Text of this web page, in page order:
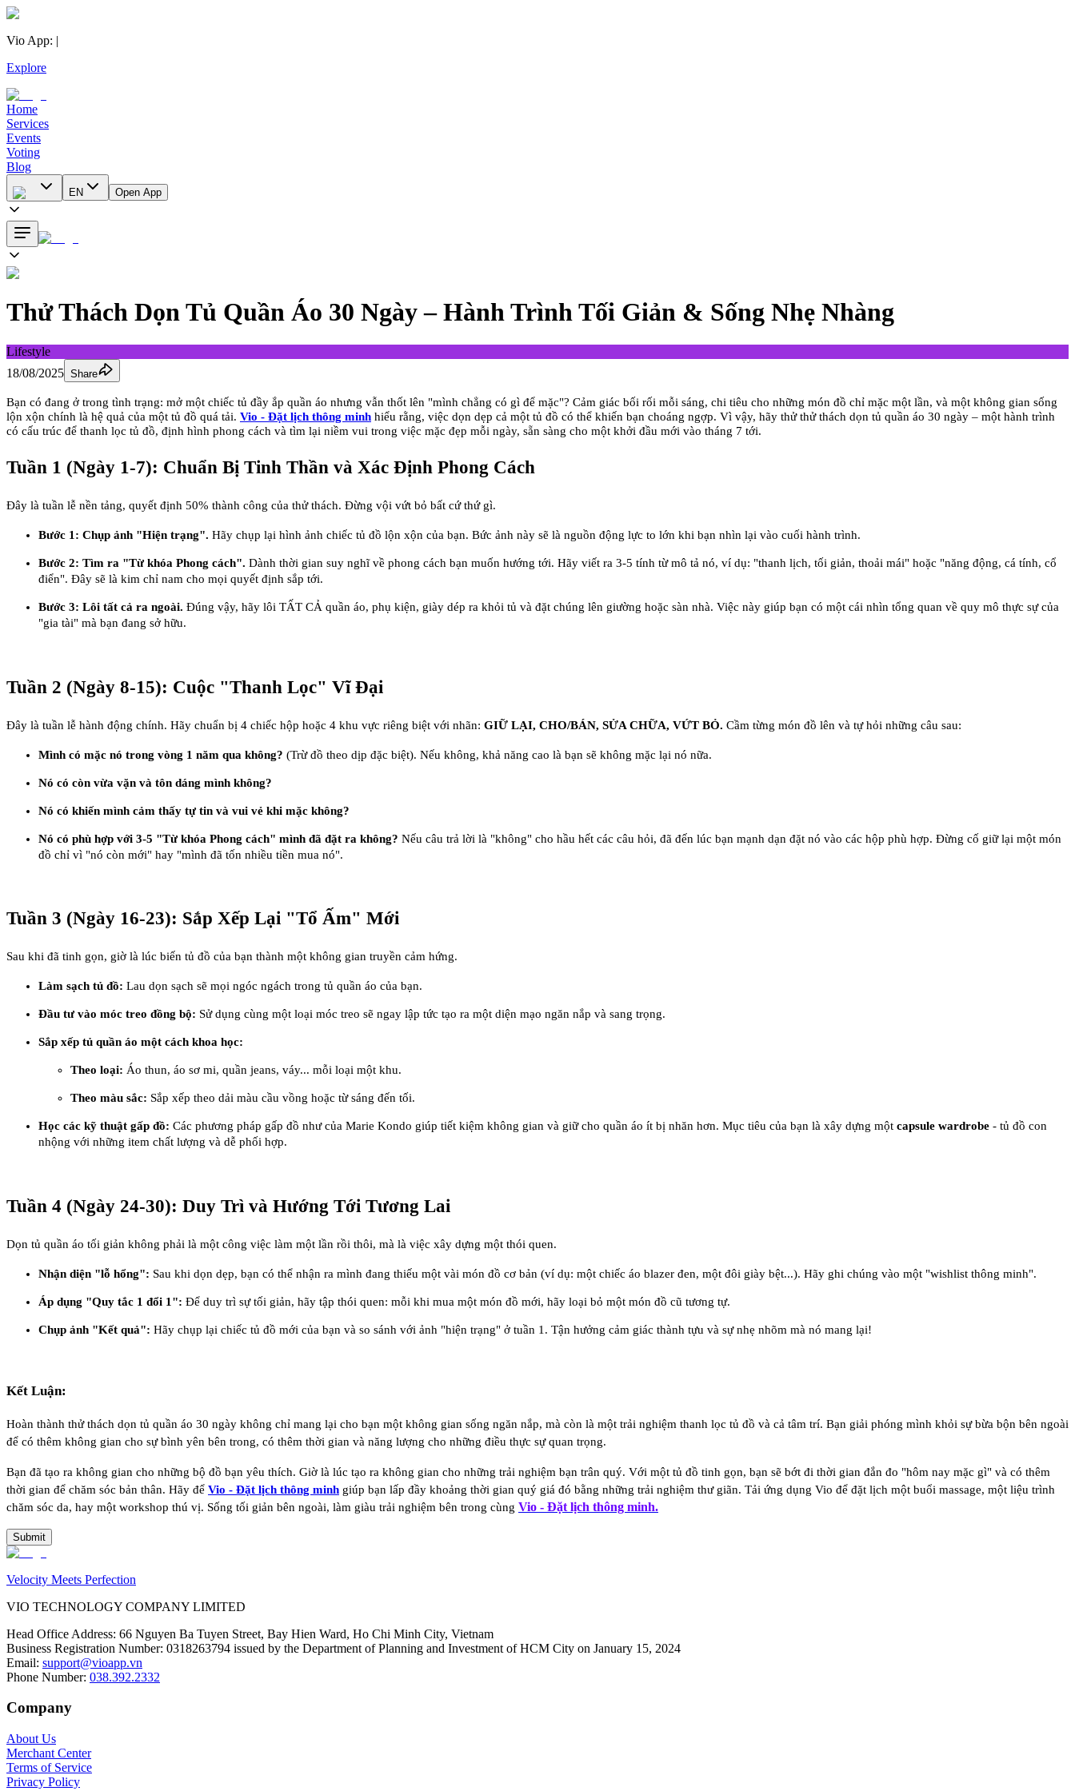
Vio App: |
Explore
Home
Services
Events
Voting
Blog
EN Open App
Thử Thách Dọn Tủ Quần Áo 30 Ngày – Hành Trình Tối Giản & Sống Nhẹ Nhàng
Lifestyle
18/08/2025 Share
Bạn có đang ở trong tình trạng: mở một chiếc tủ đầy ắp quần áo nhưng vẫn thốt lên "mình chẳng có gì để mặc"? Cảm giác bối rối mỗi sáng, chi tiêu cho những món đồ chỉ mặc một lần, và một không gian sống
lộn xộn chính là hệ quả của một tủ đồ quá tải. Vio - Đặt lịch thông minh hiểu rằng, việc dọn dẹp cả một tủ đồ có thể khiến bạn choáng ngợp. Vì vậy, hãy thử thử thách dọn tủ quần áo 30 ngày – một hành trình
có cấu trúc để thanh lọc tủ đồ, định hình phong cách và tìm lại niềm vui trong việc mặc đẹp mỗi ngày, sẵn sàng cho một khởi đầu mới vào tháng 7 tới.
Tuần 1 (Ngày 1-7): Chuẩn Bị Tinh Thần và Xác Định Phong Cách
Đây là tuần lễ nền tảng, quyết định 50% thành công của thử thách. Đừng vội vứt bỏ bất cứ thứ gì.
Bước 1: Chụp ảnh "Hiện trạng". Hãy chụp lại hình ảnh chiếc tủ đồ lộn xộn của bạn. Bức ảnh này sẽ là nguồn động lực to lớn khi bạn nhìn lại vào cuối hành trình.
Bước 2: Tìm ra "Từ khóa Phong cách". Dành thời gian suy nghĩ về phong cách bạn muốn hướng tới. Hãy viết ra 3-5 tính từ mô tả nó, ví dụ: "thanh lịch, tối giản, thoải mái" hoặc "năng động, cá tính, cổ
điển". Đây sẽ là kim chỉ nam cho mọi quyết định sắp tới.
Bước 3: Lôi tất cả ra ngoài. Đúng vậy, hãy lôi TẤT CẢ quần áo, phụ kiện, giày dép ra khỏi tủ và đặt chúng lên giường hoặc sàn nhà. Việc này giúp bạn có một cái nhìn tổng quan về quy mô thực sự của
"gia tài" mà bạn đang sở hữu.
Tuần 2 (Ngày 8-15): Cuộc "Thanh Lọc" Vĩ Đại
Đây là tuần lễ hành động chính. Hãy chuẩn bị 4 chiếc hộp hoặc 4 khu vực riêng biệt với nhãn: GIỮ LẠI, CHO/BÁN, SỬA CHỮA, VỨT BỎ. Cầm từng món đồ lên và tự hỏi những câu sau:
Mình có mặc nó trong vòng 1 năm qua không? (Trừ đồ theo dịp đặc biệt). Nếu không, khả năng cao là bạn sẽ không mặc lại nó nữa.
Nó có còn vừa vặn và tôn dáng mình không?
Nó có khiến mình cảm thấy tự tin và vui vẻ khi mặc không?
Nó có phù hợp với 3-5 "Từ khóa Phong cách" mình đã đặt ra không? Nếu câu trả lời là "không" cho hầu hết các câu hỏi, đã đến lúc bạn mạnh dạn đặt nó vào các hộp phù hợp. Đừng cố giữ lại một món
đồ chỉ vì "nó còn mới" hay "mình đã tốn nhiều tiền mua nó".
Tuần 3 (Ngày 16-23): Sắp Xếp Lại "Tổ Ấm" Mới
Sau khi đã tinh gọn, giờ là lúc biến tủ đồ của bạn thành một không gian truyền cảm hứng.
Làm sạch tủ đồ: Lau dọn sạch sẽ mọi ngóc ngách trong tủ quần áo của bạn.
Đầu tư vào móc treo đồng bộ: Sử dụng cùng một loại móc treo sẽ ngay lập tức tạo ra một diện mạo ngăn nắp và sang trọng.
Sắp xếp tủ quần áo một cách khoa học:
Theo loại: Áo thun, áo sơ mi, quần jeans, váy... mỗi loại một khu.
Theo màu sắc: Sắp xếp theo dải màu cầu vồng hoặc từ sáng đến tối.
Học các kỹ thuật gấp đồ: Các phương pháp gấp đồ như của Marie Kondo giúp tiết kiệm không gian và giữ cho quần áo ít bị nhăn hơn. Mục tiêu của bạn là xây dựng một capsule wardrobe - tủ đồ con
nhộng với những item chất lượng và dễ phối hợp.
Tuần 4 (Ngày 24-30): Duy Trì và Hướng Tới Tương Lai
Dọn tủ quần áo tối giản không phải là một công việc làm một lần rồi thôi, mà là việc xây dựng một thói quen.
Nhận diện "lỗ hổng": Sau khi dọn dẹp, bạn có thể nhận ra mình đang thiếu một vài món đồ cơ bản (ví dụ: một chiếc áo blazer đen, một đôi giày bệt...). Hãy ghi chúng vào một "wishlist thông minh".
Áp dụng "Quy tắc 1 đổi 1": Để duy trì sự tối giản, hãy tập thói quen: mỗi khi mua một món đồ mới, hãy loại bỏ một món đồ cũ tương tự.
Chụp ảnh "Kết quả": Hãy chụp lại chiếc tủ đồ mới của bạn và so sánh với ảnh "hiện trạng" ở tuần 1. Tận hưởng cảm giác thành tựu và sự nhẹ nhõm mà nó mang lại!
Kết Luận:
Hoàn thành thử thách dọn tủ quần áo 30 ngày không chỉ mang lại cho bạn một không gian sống ngăn nắp, mà còn là một trải nghiệm thanh lọc tủ đồ và cả tâm trí. Bạn giải phóng mình khỏi sự bừa bộn bên ngoài
để có thêm không gian cho sự bình yên bên trong, có thêm thời gian và năng lượng cho những điều thực sự quan trọng.
Bạn đã tạo ra không gian cho những bộ đồ bạn yêu thích. Giờ là lúc tạo ra không gian cho những trải nghiệm bạn trân quý. Với một tủ đồ tinh gọn, bạn sẽ bớt đi thời gian đắn đo "hôm nay mặc gì" và có thêm
thời gian để chăm sóc bản thân. Hãy để Vio - Đặt lịch thông minh giúp bạn lấp đầy khoảng thời gian quý giá đó bằng những trải nghiệm thư giãn. Tải ứng dụng Vio để đặt lịch một buổi massage, một liệu trình
chăm sóc da, hay một workshop thú vị. Sống tối giản bên ngoài, làm giàu trải nghiệm bên trong cùng Vio - Đặt lịch thông minh.
Submit
Velocity Meets Perfection
VIO TECHNOLOGY COMPANY LIMITED
Head Office Address: 66 Nguyen Ba Tuyen Street, Bay Hien Ward, Ho Chi Minh City, Vietnam
Business Registration Number: 0318263794 issued by the Department of Planning and Investment of HCM City on January 15, 2024
Email: support@vioapp.vn
Phone Number: 038.392.2332
Company
About Us
Merchant Center
Terms of Service
Privacy Policy